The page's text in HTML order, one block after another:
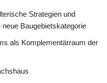
Strategien und
Baugebietskategorie
als Komplementärraum der